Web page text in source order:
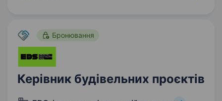
супроводжуватиме впровадження…
Бронювання
Керівник будівельних проєктів